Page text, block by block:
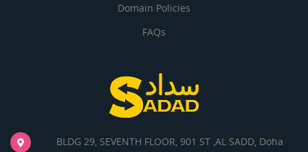
Domain Policies
FAQs
BLDG 29, SEVENTH FLOOR, 901 ST ,AL SADD, Doha